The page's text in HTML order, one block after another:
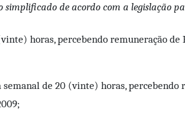
de acordo com a legislação
horas, percebendo remuneração
de 20 (vinte) horas,